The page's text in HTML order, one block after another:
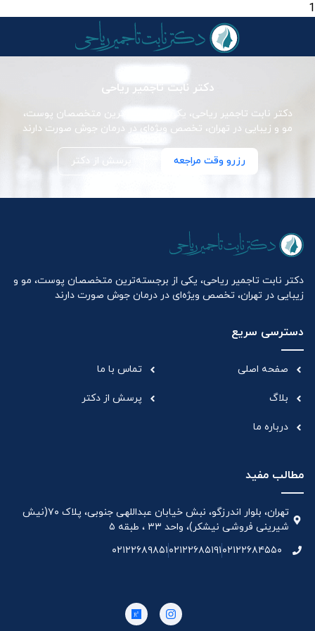
1
دکتر نابت تاجمیر ریاحی
دکتر نابت تاجمیر ریاحی، یکی از برجسته‌ترین متخصصان پوست،
مو و زیبایی در تهران، تخصص ویژه‌ای در درمان جوش صورت دارند
رزرو وقت مراجعه پرسش از دکتر
دکتر نابت تاجمیر ریاحی، یکی از برجسته‌ترین متخصصان پوست، مو و
زیبایی در تهران، تخصص ویژه‌ای در درمان جوش صورت دارند
دسترسی سریع
صفحه اصلی
بلاگ
درباره ما
تماس با ما
پرسش از دکتر
مطالب مفید
تهران، بلوار اندرزگو، نبش خیابان عبداللهی جنوبی، پلاک ۷۰(نیش
شیرینی فروشی نیشکر)، واحد ۳۳ ، طبقه ۵
۰۲۱۲۲۶۸۴۵۵۰۰۲۱۲۲۶۸۵۱۹۱۰۲۱۲۲۶۸۹۸۵۱